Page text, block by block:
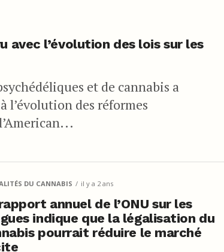
avec l’évolution des lois sur les
et de cannabis a
l’évolution des réformes
DU CANNABIS il y a 2 ans
annuel de l’ONU sur les
indique que la légalisation du
pourrait réduire le marché